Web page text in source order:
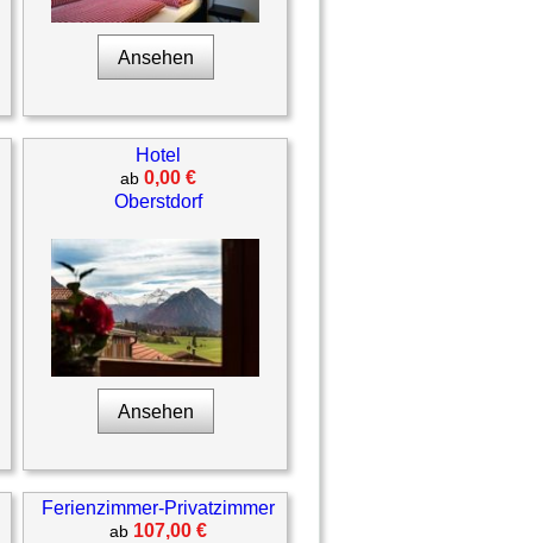
Ansehen
Hotel
ab0,00 €
Oberstdorf
Ansehen
Ferienzimmer-Privatzimmer
ab 107,00 €